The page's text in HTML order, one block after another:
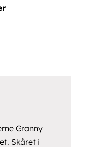
Granny
Skåret i